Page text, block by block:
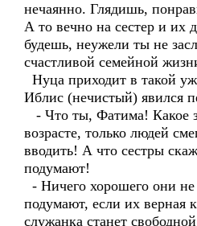
нечаянно. Глядишь,
А то вечно на сестер и их
будешь, неужели ты не
счастливой семейной
Нуца приходит в такой
Иблис (нечистый) явился
- Что ты, Фатима! Какое
возрасте, только людей
вводить! А что сестры
подумают!
- Ничего хорошего они
подумают, если их верная
служанка станет